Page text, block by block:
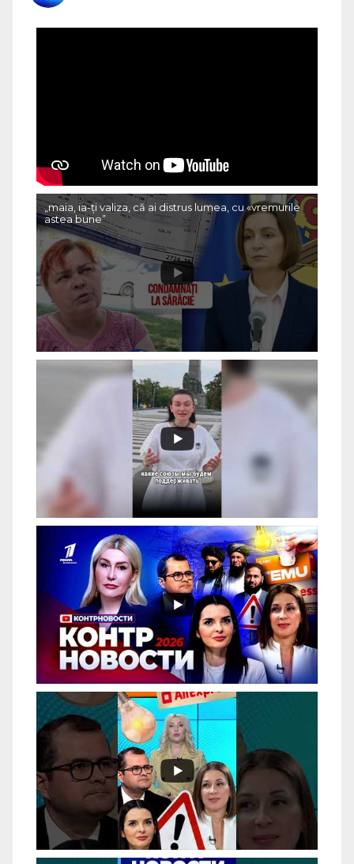
„maia, ia-ți valiza, că ai distrus lumea, cu «vremurile
astea bune”